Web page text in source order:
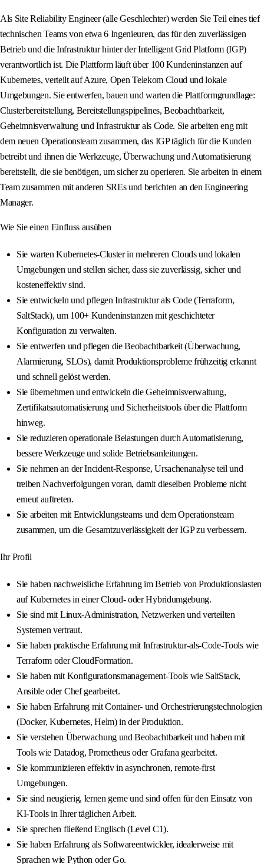
Als Site Reliability Engineer (alle Geschlechter) werden Sie Teil eines tief
technischen Teams von etwa 6 Ingenieuren, das für den zuverlässigen
Betrieb und die Infrastruktur hinter der Intelligent Grid Platform (IGP)
verantwortlich ist. Die Plattform läuft über 100 Kundeninstanzen auf
Kubernetes, verteilt auf Azure, Open Telekom Cloud und lokale
Umgebungen. Sie entwerfen, bauen und warten die Plattformgrundlage:
Clusterbereitstellung, Bereitstellungspipelines, Beobachtbarkeit,
Geheimnisverwaltung und Infrastruktur als Code. Sie arbeiten eng mit
dem neuen Operationsteam zusammen, das IGP täglich für die Kunden
betreibt und ihnen die Werkzeuge, Überwachung und Automatisierung
bereitstellt, die sie benötigen, um sicher zu operieren. Sie arbeiten in einem
Team zusammen mit anderen SREs und berichten an den Engineering
Manager.
Wie Sie einen Einfluss ausüben
Sie warten Kubernetes-Cluster in mehreren Clouds und lokalen
Umgebungen und stellen sicher, dass sie zuverlässig, sicher und
kosteneffektiv sind.
Sie entwickeln und pflegen Infrastruktur als Code (Terraform,
SaltStack), um 100+ Kundeninstanzen mit geschichteter
Konfiguration zu verwalten.
Sie entwerfen und pflegen die Beobachtbarkeit (Überwachung,
Alarmierung, SLOs), damit Produktionsprobleme frühzeitig erkannt
und schnell gelöst werden.
Sie übernehmen und entwickeln die Geheimnisverwaltung,
Zertifikatsautomatisierung und Sicherheitstools über die Plattform
hinweg.
Sie reduzieren operationale Belastungen durch Automatisierung,
bessere Werkzeuge und solide Betriebsanleitungen.
Sie nehmen an der Incident-Response, Ursachenanalyse teil und
treiben Nachverfolgungen voran, damit dieselben Probleme nicht
erneut auftreten.
Sie arbeiten mit Entwicklungsteams und dem Operationsteam
zusammen, um die Gesamtzuverlässigkeit der IGP zu verbessern.
Ihr Profil
Sie haben nachweisliche Erfahrung im Betrieb von Produktionslasten
auf Kubernetes in einer Cloud- oder Hybridumgebung.
Sie sind mit Linux-Administration, Netzwerken und verteilten
Systemen vertraut.
Sie haben praktische Erfahrung mit Infrastruktur-als-Code-Tools wie
Terraform oder CloudFormation.
Sie haben mit Konfigurationsmanagement-Tools wie SaltStack,
Ansible oder Chef gearbeitet.
Sie haben Erfahrung mit Container- und Orchestrierungstechnologien
(Docker, Kubernetes, Helm) in der Produktion.
Sie verstehen Überwachung und Beobachtbarkeit und haben mit
Tools wie Datadog, Prometheus oder Grafana gearbeitet.
Sie kommunizieren effektiv in asynchronen, remote-first
Umgebungen.
Sie sind neugierig, lernen gerne und sind offen für den Einsatz von
KI-Tools in Ihrer täglichen Arbeit.
Sie sprechen fließend Englisch (Level C1).
Sie haben Erfahrung als Softwareentwickler, idealerweise mit
Sprachen wie Python oder Go.